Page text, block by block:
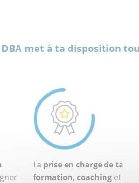
DBA met à ta disposition
La prise en charge de ta
formation, coaching et